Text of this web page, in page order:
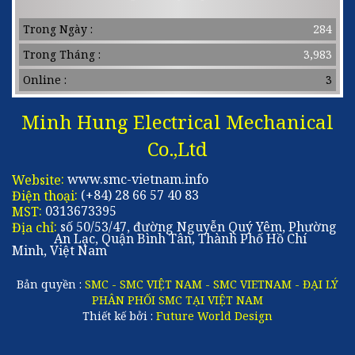
MÁY SẤY KHÍ SMC
khí nén Festo Việt Nam
Thanh dẫn Hướng THK
EBMPAPST VIỆT NAM
Trong Ngày :
284
Trong Tháng :
3,983
Online :
3
Minh Hung Electrical Mechanical
Co.,Ltd
Website: www.smc-vietnam.info
Điện thoại: (+84) 28 66 57 40 83
MST: 0313673395
Địa chỉ: số 50/53/47, đường Nguyễn Quý Yêm, Phường
An Lạc, Quận Bình Tân, Thành Phố Hồ Chí
Minh, Việt Nam
Bản quyền : SMC - SMC VIỆT NAM - SMC VIETNAM - ĐẠI LÝ
PHÂN PHỐI SMC TẠI VIỆT NAM
Thiết kế bởi : Future World Design